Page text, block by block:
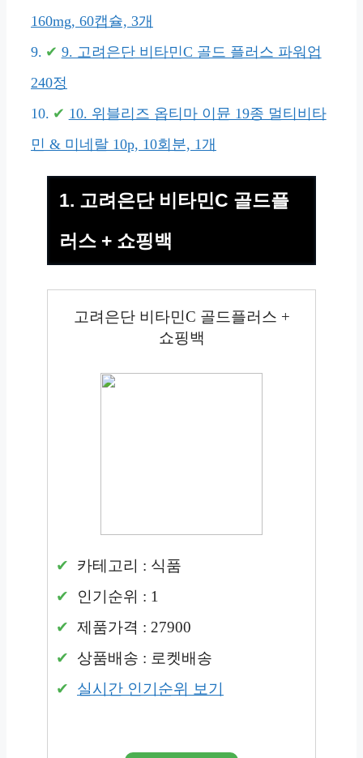
160mg, 60캡슐, 3개
9. 고려은단 비타민C 골드 플러스 파워업
240정
10. 위블리즈 옵티마 이뮨 19종 멀티비타
민 & 미네랄 10p, 10회분, 1개
1. 고려은단 비타민C 골드플
러스 + 쇼핑백
고려은단 비타민C 골드플러스 +
쇼핑백
카테고리 : 식품
인기순위 : 1
제품가격 : 27900
상품배송 : 로켓배송
실시간 인기순위 보기